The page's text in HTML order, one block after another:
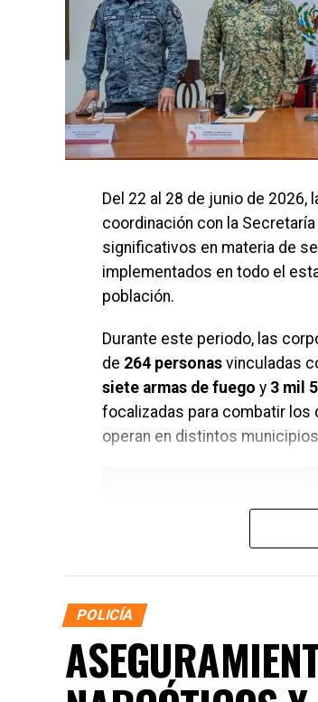
Del 22 al 28 de junio de 2026,
coordinación con la
significativos en materia de
implementados en todo el
población.
Durante este periodo, las
de 264 personas vinculadas
siete armas de fuego y 3 mil
focalizadas para combatir
operan en distintos
POLICÍA